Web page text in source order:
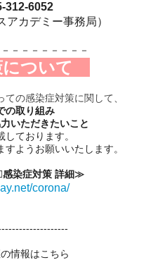
6052
カデミー事務局）
－－－－－－－－
ついて
の感染症対策に関して、
の取り組み
いただきたいこと
ております。
ようお願いいたします。
策 詳細≫
corona/
情報はこちら